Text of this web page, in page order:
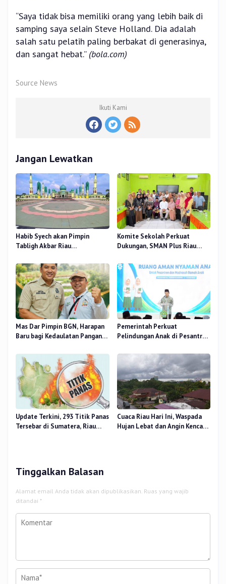
“Saya tidak bisa memiliki orang yang lebih baik di
samping saya selain Steve Holland. Dia adalah
salah satu pelatih paling berbakat di generasinya,
dan sangat hebat.” (bola.com)
Source News
Ikuti Kami
Jangan Lewatkan
Habib Syech akan Pimpin
Tabligh Akbar Riau
Nur, Besok
Komite Sekolah Perkuat
Dukungan, SMAN Plus Riau
Pendidikan
Mas Dar Pimpin BGN, Harapan
Baru bagi Kedaulatan Pangan
Pemerintah Perkuat
Pelindungan Anak di Pesantren
RANA
Update Terkini, 293 Titik Panas
Tersebar di Sumatera, Riau
Cuaca Riau Hari Ini, Waspada
Hujan Lebat dan Angin Kencang
Tinggalkan Balasan
Alamat email Anda tidak akan dipublikasikan. Ruas yang wajib
ditandai *